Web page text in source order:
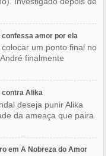
amor por ela
um ponto final no
finalmente
contra Alika
deseja punir Alika
da ameaça que paira
em A Nobreza do Amor